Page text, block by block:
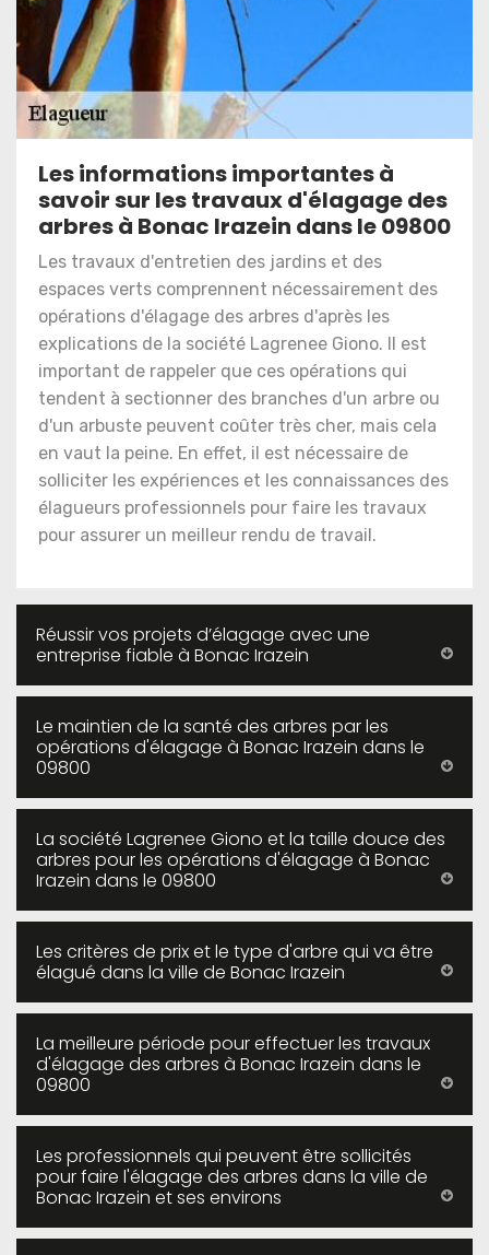
Les informations importantes à
savoir sur les travaux d'élagage des
arbres à Bonac Irazein dans le 09800
Les travaux d'entretien des jardins et des
espaces verts comprennent nécessairement des
opérations d'élagage des arbres d'après les
explications de la société Lagrenee Giono. Il est
important de rappeler que ces opérations qui
tendent à sectionner des branches d'un arbre ou
d'un arbuste peuvent coûter très cher, mais cela
en vaut la peine. En effet, il est nécessaire de
solliciter les expériences et les connaissances des
élagueurs professionnels pour faire les travaux
pour assurer un meilleur rendu de travail.
Réussir vos projets d’élagage avec une
entreprise fiable à Bonac Irazein
Le maintien de la santé des arbres par les
opérations d'élagage à Bonac Irazein dans le
09800
La société Lagrenee Giono et la taille douce des
arbres pour les opérations d'élagage à Bonac
Irazein dans le 09800
Les critères de prix et le type d'arbre qui va être
élagué dans la ville de Bonac Irazein
La meilleure période pour effectuer les travaux
d'élagage des arbres à Bonac Irazein dans le
09800
Les professionnels qui peuvent être sollicités
pour faire l'élagage des arbres dans la ville de
Bonac Irazein et ses environs